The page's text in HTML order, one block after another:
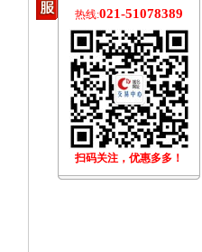
热线:021-51078389
扫码关注，优惠多多！